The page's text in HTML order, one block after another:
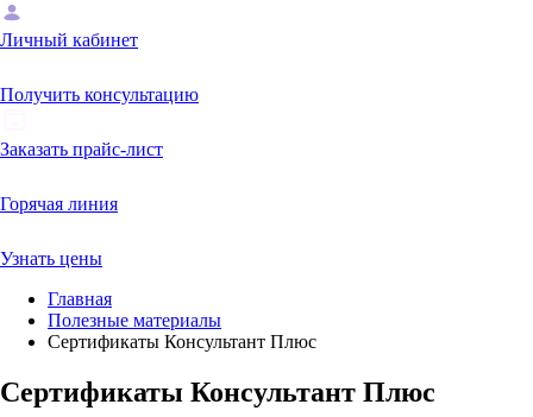
Личный кабинет
Получить консультацию
Заказать прайс-лист
Горячая линия
Узнать цены
Главная
Полезные материалы
Сертификаты Консультант Плюс
Сертификаты Консультант Плюс